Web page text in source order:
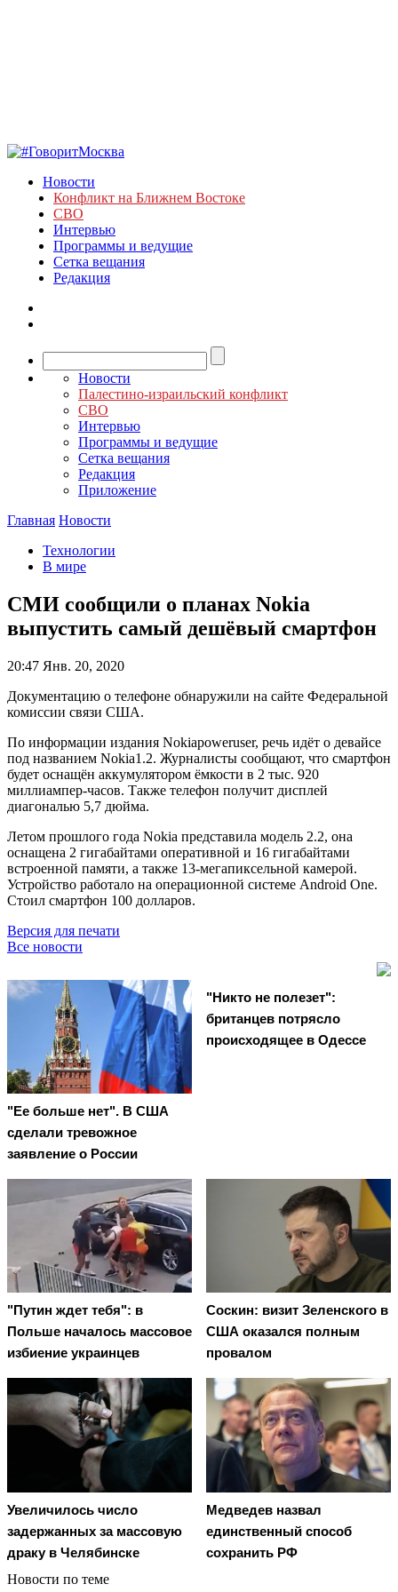
Новости
Конфликт на Ближнем Востоке
СВО
Интервью
Программы и ведущие
Сетка вещания
Редакция
Новости
Палестино-израильский конфликт
СВО
Интервью
Программы и ведущие
Сетка вещания
Редакция
Приложение
Главная Новости
Технологии
В мире
СМИ сообщили о планах Nokia
выпустить самый дешёвый смартфон
20:47 Янв. 20, 2020
Документацию о телефоне обнаружили на сайте Федеральной
комиссии связи США.
По информации издания Nokiapoweruser, речь идёт о девайсе
под названием Nokia1.2. Журналисты сообщают, что смартфон
будет оснащён аккумулятором ёмкости в 2 тыс. 920
миллиампер-часов. Также телефон получит дисплей
диагональю 5,7 дюйма.
Летом прошлого года Nokia представила модель 2.2, она
оснащена 2 гигабайтами оперативной и 16 гигабайтами
встроенной памяти, а также 13-мегапиксельной камерой.
Устройство работало на операционной системе Android One.
Стоил смартфон 100 долларов.
Версия для печати
Все новости
"Ее больше нет". В США
сделали тревожное
заявление о России
"Никто не полезет":
британцев потрясло
происходящее в Одессе
"Путин ждет тебя": в
Польше началось массовое
избиение украинцев
Соскин: визит Зеленского в
США оказался полным
провалом
Увеличилось число
задержанных за массовую
драку в Челябинске
Медведев назвал
единственный способ
сохранить РФ
Новости по теме